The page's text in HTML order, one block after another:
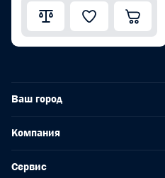
Ваш город
Компания
Сервис